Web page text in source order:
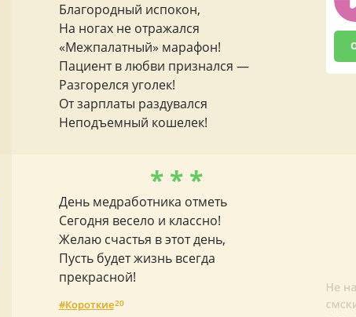
Благородный испокон,
На ногах не отражался
«Межпалатный» марафон!
Пациент в любви признался —
Разгорелся уголек!
От зарплаты раздувался
Неподъемный кошелек!
* * *
День медработника отметь
Сегодня весело и классно!
Желаю счастья в этот день,
Пусть будет жизнь всегда
прекрасной!
Короткие20